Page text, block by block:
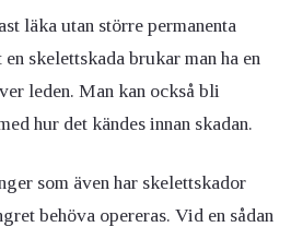
läka utan större permanenta
skelettskada brukar man ha en
leden. Man kan också bli
hur det kändes innan skadan.
som även har skelettskador
behöva opereras. Vid en sådan